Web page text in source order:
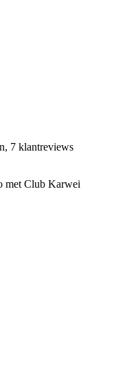
7 klantreviews
met Club Karwei